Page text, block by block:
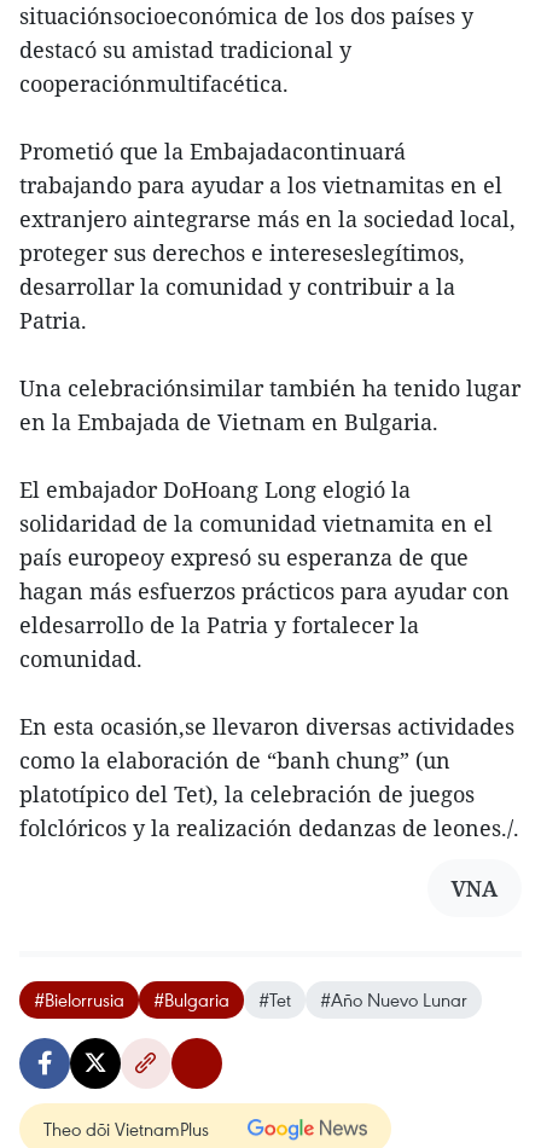
situaciónsocioeconómica de los dos países y
destacó su amistad tradicional y
cooperaciónmultifacética.
Prometió que la Embajadacontinuará
trabajando para ayudar a los vietnamitas en el
extranjero aintegrarse más en la sociedad local,
proteger sus derechos e intereseslegítimos,
desarrollar la comunidad y contribuir a la
Patria.
Una celebraciónsimilar también ha tenido lugar
en la Embajada de Vietnam en Bulgaria.
El embajador DoHoang Long elogió la
solidaridad de la comunidad vietnamita en el
país europeoy expresó su esperanza de que
hagan más esfuerzos prácticos para ayudar con
eldesarrollo de la Patria y fortalecer la
comunidad.
En esta ocasión,se llevaron diversas actividades
como la elaboración de “banh chung” (un
platotípico del Tet), la celebración de juegos
folclóricos y la realización dedanzas de leones./.
VNA
#Bielorrusia #Bulgaria #Tet #Año Nuevo Lunar
Theo dõi VietnamPlus